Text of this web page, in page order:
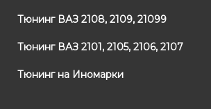
Тюнинг ВАЗ 2108, 2109, 21099
Тюнинг ВАЗ 2101, 2105, 2106, 2107
Тюнинг на Иномарки